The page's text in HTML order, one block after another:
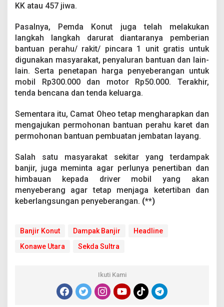
KK atau 457 jiwa.
Pasalnya, Pemda Konut juga telah melakukan
langkah langkah darurat diantaranya pemberian
bantuan perahu/ rakit/ pincara 1 unit gratis untuk
digunakan masyarakat, penyaluran bantuan dan lain-
lain. Serta penetapan harga penyeberangan untuk
mobil Rp300.000 dan motor Rp50.000. Terakhir,
tenda bencana dan tenda keluarga.
Sementara itu, Camat Oheo tetap mengharapkan dan
mengajukan permohonan bantuan perahu karet dan
permohonan bantuan pembuatan jembatan layang.
Salah satu masyarakat sekitar yang terdampak
banjir, juga meminta agar perlunya penertiban dan
himbauan kepada driver mobil yang akan
menyeberang agar tetap menjaga ketertiban dan
keberlangsungan penyeberangan. (**)
Banjir Konut Dampak Banjir
Headline
Konawe Utara
Sekda Sultra
Ikuti Kami